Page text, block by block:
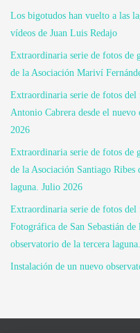
Los bigotudos han vuelto a las
vídeos de Juan Luis Redajo
Extraordinaria serie de fotos de
de la Asociación Mariví
Extraordinaria serie de fotos del
Antonio Cabrera desde el
2026
Extraordinaria serie de fotos de
de la Asociación Santiago Ribes
laguna. Julio 2026
Extraordinaria serie de fotos
Fotográfica de San Sebastián
observatorio de la tercera
Instalación de un nuevo